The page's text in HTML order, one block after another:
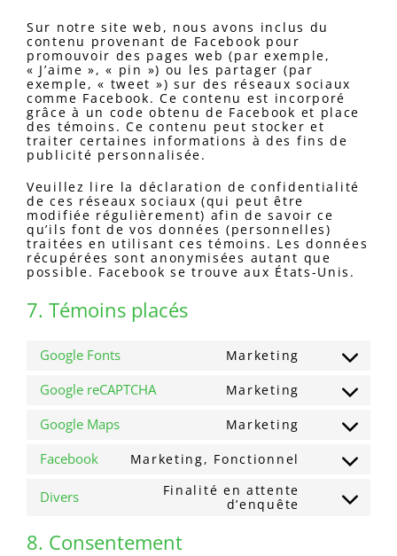
Sur notre site web, nous avons inclus du
contenu provenant de Facebook pour
promouvoir des pages web (par exemple,
« J’aime », « pin ») ou les partager (par
exemple, « tweet ») sur des réseaux sociaux
comme Facebook. Ce contenu est incorporé
grâce à un code obtenu de Facebook et place
des témoins. Ce contenu peut stocker et
traiter certaines informations à des fins de
publicité personnalisée.
Veuillez lire la déclaration de confidentialité
de ces réseaux sociaux (qui peut être
modifiée régulièrement) afin de savoir ce
qu’ils font de vos données (personnelles)
traitées en utilisant ces témoins. Les données
récupérées sont anonymisées autant que
possible. Facebook se trouve aux États-Unis.
7. Témoins placés
Google Fonts Marketing
Consent
service
Google reCAPTCHA Marketing
Consent
service
Google Maps Marketing
Consent
service
Facebook Marketing, Fonctionnel
Consent
service
facebook
Divers
Finalité en attente
d’enquête
Consent
8. Consentement